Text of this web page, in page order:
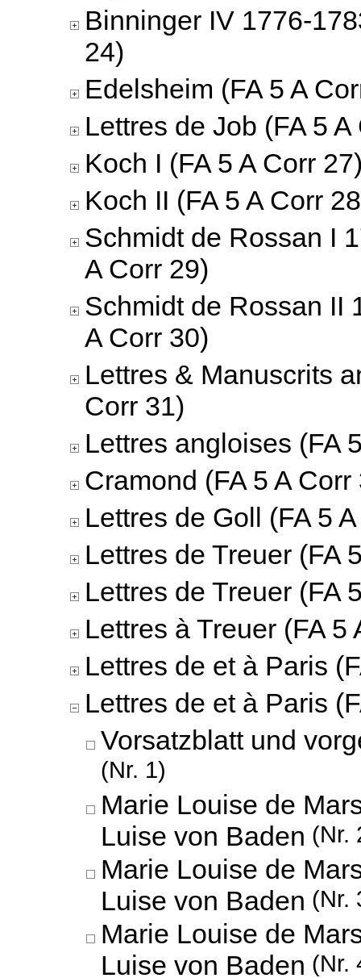
Binninger IV 1776-
24)
Edelsheim (FA 5 A
Lettres de Job (FA 5 A
Koch I (FA 5 A Corr
Koch II (FA 5 A Corr
Schmidt de Rossan I
A Corr 29)
Schmidt de Rossan II
A Corr 30)
Lettres & Manuscrits
Corr 31)
Lettres angloises (FA
Cramond (FA 5 A Corr
Lettres de Goll (FA 5
Lettres de Treuer (FA
Lettres de Treuer (FA
Lettres à Treuer (FA 5
Lettres de et à Paris
Lettres de et à Paris
Vorsatzblatt und
(Nr. 1)
Marie Louise de
Luise von Baden (Nr.
Marie Louise de
Luise von Baden (Nr.
Marie Louise de
Luise von Baden (Nr.